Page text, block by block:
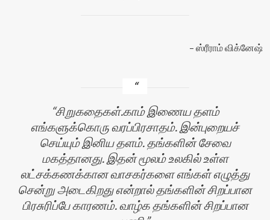
ஸ்ரீராம் விக்னேஷ்
சிறுகதைகள்.காம் இணைய தளம்
எங்களுக்கொரு வரப்பிரசாதம். இன்புறையச்
செய்யும் இனிய தளம். தங்களின் சேவை
மகத்தானது. இதன் மூலம் உலகில் உள்ள
லட்சக்கணக்கான வாசகர்களை எங்கள் எழுத்து
சென்று அடைகிறது என்றால் தங்களின் சிறப்பான
பிரசுரிப்பே காரணம். வாழ்க தங்களின் சிறப்பான